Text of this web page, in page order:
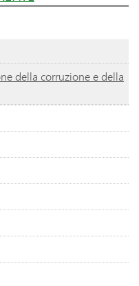
della corruzione e della